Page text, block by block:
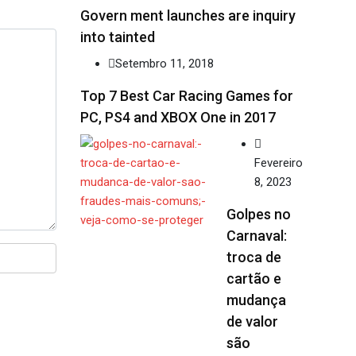
Govern ment launches are inquiry
into tainted
Setembro 11, 2018
Top 7 Best Car Racing Games for
PC, PS4 and XBOX One in 2017
Fevereiro
8, 2023
Golpes no
Carnaval:
troca de
cartão e
mudança
de valor
são